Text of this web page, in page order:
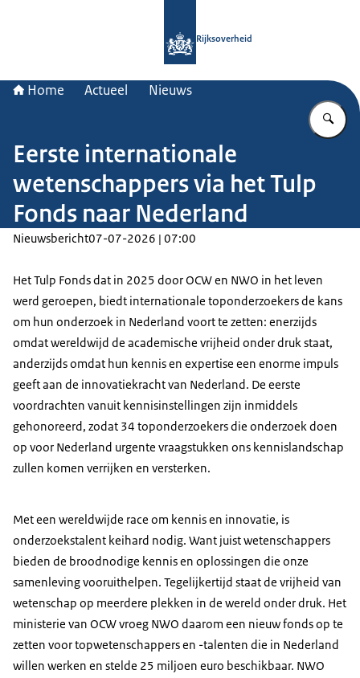
Rijksoverheid
Home Actueel Nieuws
Eerste internationale
wetenschappers via het Tulp
Fonds naar Nederland
Nieuwsbericht07-07-2026 | 07:00
Het Tulp Fonds dat in 2025 door OCW en NWO in het leven
werd geroepen, biedt internationale toponderzoekers de kans
om hun onderzoek in Nederland voort te zetten: enerzijds
omdat wereldwijd de academische vrijheid onder druk staat,
anderzijds omdat hun kennis en expertise een enorme impuls
geeft aan de innovatiekracht van Nederland. De eerste
voordrachten vanuit kennisinstellingen zijn inmiddels
gehonoreerd, zodat 34 toponderzoekers die onderzoek doen
op voor Nederland urgente vraagstukken ons kennislandschap
zullen komen verrijken en versterken.
Met een wereldwijde race om kennis en innovatie, is
onderzoekstalent keihard nodig. Want juist wetenschappers
bieden de broodnodige kennis en oplossingen die onze
samenleving vooruithelpen. Tegelijkertijd staat de vrijheid van
wetenschap op meerdere plekken in de wereld onder druk. Het
ministerie van OCW vroeg NWO daarom een nieuw fonds op te
zetten voor topwetenschappers en -talenten die in Nederland
willen werken en stelde 25 miljoen euro beschikbaar. NWO